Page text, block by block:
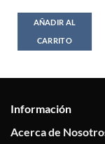
AÑADIR AL
CARRITO
Información
Acerca de